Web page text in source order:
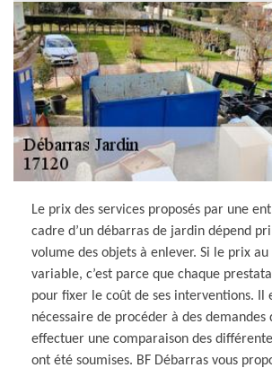
Le prix des services proposés par une
cadre d’un débarras de jardin dépend
volume des objets à enlever. Si le prix
variable, c’est parce que chaque
pour fixer le coût de ses interventions. Il
nécessaire de procéder à des demandes
effectuer une comparaison des
ont été soumises. BF Débarras vous